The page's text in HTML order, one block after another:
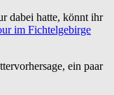
dabei hatte, könnt ihr
im Fichtelgebirge
ein paar